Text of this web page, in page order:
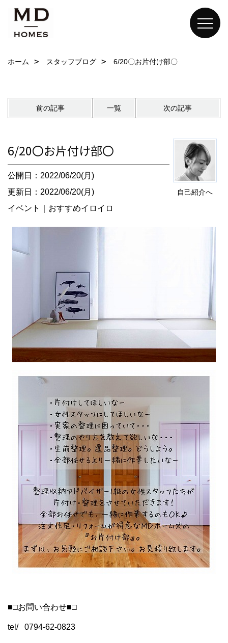
ホーム スタッフブログ 6/20〇お片付け部〇
前の記事 一覧 次の記事
自己紹介へ
6/20〇お片付け部〇
公開日：2022/06/20(月)
更新日：2022/06/20(月)
イベント
おすすめイロイロ
■□お問い合わせ■□
tel/ 0794-62-0823